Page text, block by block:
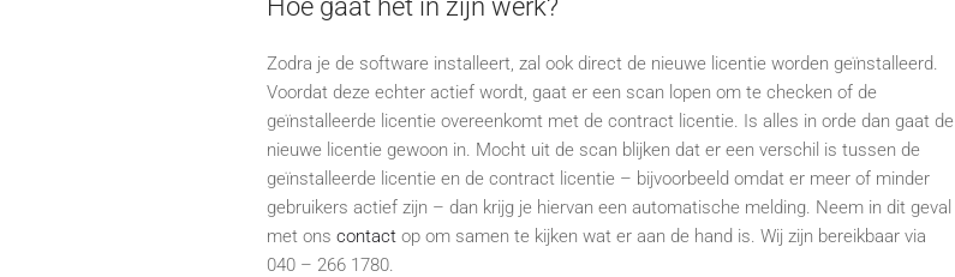
Hoe gaat het in zijn werk?
Zodra je de software installeert, zal ook direct de nieuwe licentie worden geïnstalleerd.
Voordat deze echter actief wordt, gaat er een scan lopen om te checken of de
geïnstalleerde licentie overeenkomt met de contract licentie. Is alles in orde dan gaat de
nieuwe licentie gewoon in. Mocht uit de scan blijken dat er een verschil is tussen de
geïnstalleerde licentie en de contract licentie – bijvoorbeeld omdat er meer of minder
gebruikers actief zijn – dan krijg je hiervan een automatische melding. Neem in dit geval
met ons contact op om samen te kijken wat er aan de hand is. Wij zijn bereikbaar via
040 – 266 1780.